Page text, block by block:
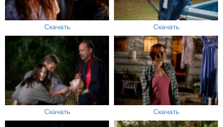
Скачать Скачать
Скачать Скачать